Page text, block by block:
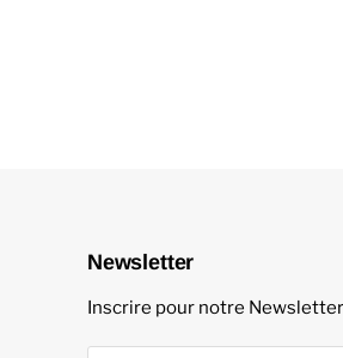
Newsletter
Inscrire pour notre Newsletter